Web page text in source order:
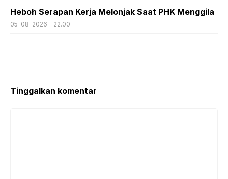
Heboh Serapan Kerja Melonjak Saat PHK Menggila
05-08-2026 - 22.00
Tinggalkan komentar